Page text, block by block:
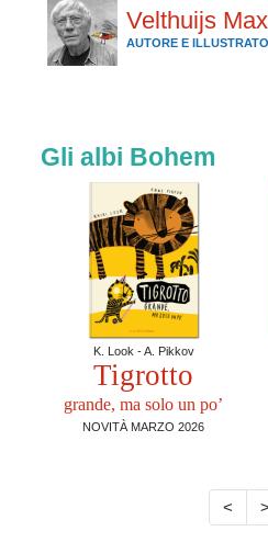
Velthuijs Max
AUTORE E
Gli albi Bohem
K. Look - A. Pikkov
Tigrotto
grande, ma solo un po’
NOVITÀ MARZO 2026
< >